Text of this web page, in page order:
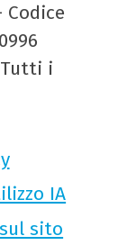
Codice
i
IA
sito